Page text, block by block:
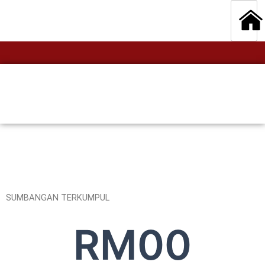
SUMBANGAN TERKUMPUL
RM00